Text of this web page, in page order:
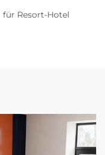
Resort-Hotel